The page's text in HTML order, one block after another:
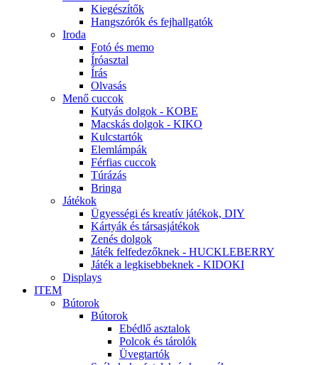
Kiegészítők
Hangszórók és fejhallgatók
Iroda
Fotó és memo
Íróasztal
Írás
Olvasás
Menő cuccok
Kutyás dolgok - KOBE
Macskás dolgok - KIKO
Kulcstartók
Elemlámpák
Férfias cuccok
Túrázás
Bringa
Játékok
Ügyességi és kreatív játékok, DIY
Kártyák és társasjátékok
Zenés dolgok
Játék felfedezőknek - HUCKLEBERRY
Játék a legkisebbeknek - KIDOKI
Displays
ITEM
Bútorok
Bútorok
Ebédlő asztalok
Polcok és tárolók
Üvegtartók